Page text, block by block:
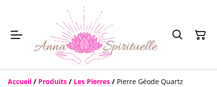
Accueil / Produits / Les Pierres / Pierre Géode Quartz